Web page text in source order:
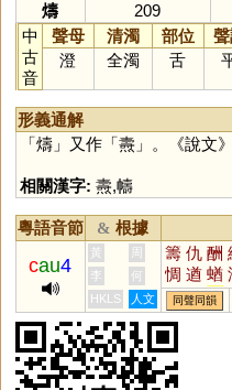
燽
209
中
古
音
聲母 清濁 部位 聲
澄
全濁 舌
形義通解
「燽」又作「燾」。《說文
相關漢字: 燾,幬
粵語音節 & 根據
cau4
黃 周 籌 仇 酬
惆 遒 蝤
煪 鮂 雔
栦 椆 苬
李
何
HKLS
人文 同聲同韻